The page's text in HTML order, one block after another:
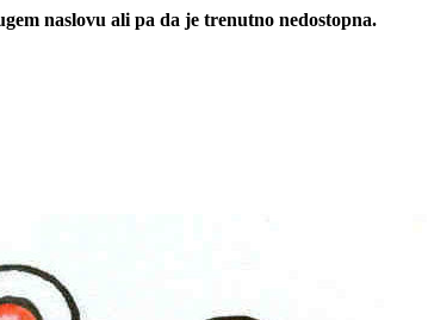
naslovu ali pa da je trenutno nedostopna.